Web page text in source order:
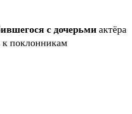
с дочерьми актёра
к поклонникам